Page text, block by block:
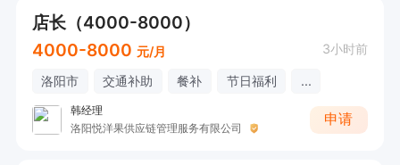
店长（4000-8000）
4000-8000 元/月 3小时前
洛阳市 交通补助 餐补 节日福利 ...
韩经理
洛阳悦洋果供应链管理服务有限公司
申请